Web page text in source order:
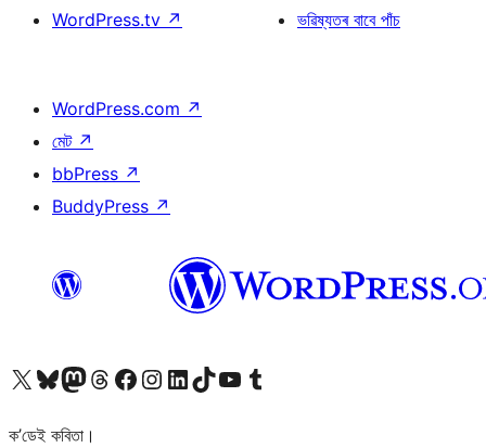
WordPress.tv ↗
ভৱিষ্যতৰ বাবে পাঁচ
WordPress.com ↗
মেট ↗
bbPress ↗
BuddyPress ↗
আমাৰ X (আগৰ Twitter) একাউণ্টলৈ যাওকআমাৰ Bluesky একাউণ্টলৈ যাওকআমাৰ Mastodon একাউণ্টলৈ যাওকআমাৰ Threads একাউণ্টলৈ যাওকআমাৰ Facebook পৃষ্ঠালৈ যাওকআমাৰ Instagram একাউণ্টলৈ যাওকআমাৰ LinkedIn একাউণ্টলৈ যাওকআমাৰ TikTok একাউণ্টলৈ যাওকআমাৰ YouTube চেনেললৈ যাওকআমাৰ Tumblr একাউণ্টলৈ যাওক
ক’ডেই কবিতা।